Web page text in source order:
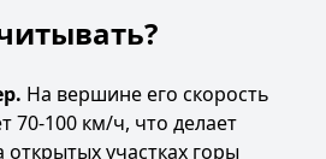
На вершине его скорость
70-100 км/ч, что делает
участках горы